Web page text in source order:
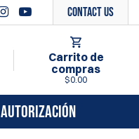
Contact Us
Carrito de
compras
$0.00
AUTORIZACIÓN